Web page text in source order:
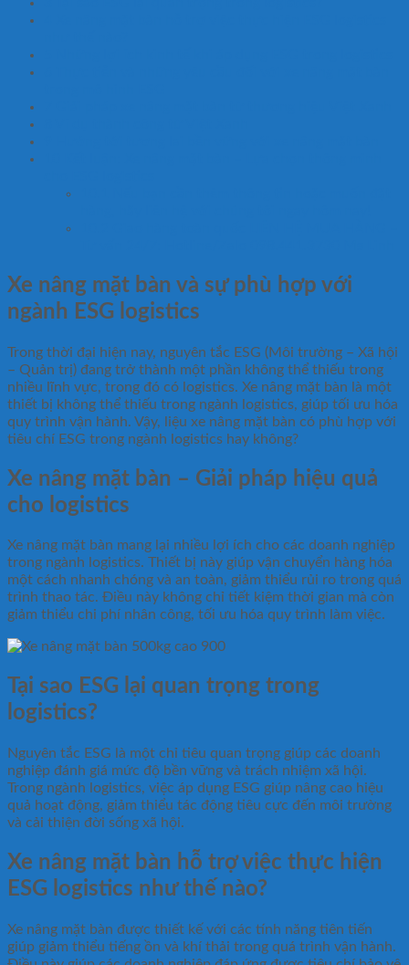
Xe nâng mặt bàn và sự phù hợp với
ngành ESG logistics
Trong thời đại hiện nay, nguyên tắc ESG (Môi trường – Xã hội
– Quản trị) đang trở thành một phần không thể thiếu trong
nhiều lĩnh vực, trong đó có logistics. Xe nâng mặt bàn là một
thiết bị không thể thiếu trong ngành logistics, giúp tối ưu hóa
quy trình vận hành. Vậy, liệu xe nâng mặt bàn có phù hợp với
tiêu chí ESG trong ngành logistics hay không?
Xe nâng mặt bàn – Giải pháp hiệu quả
cho logistics
Xe nâng mặt bàn mang lại nhiều lợi ích cho các doanh nghiệp
trong ngành logistics. Thiết bị này giúp vận chuyển hàng hóa
một cách nhanh chóng và an toàn, giảm thiểu rủi ro trong quá
trình thao tác. Điều này không chỉ tiết kiệm thời gian mà còn
giảm thiểu chi phí nhân công, tối ưu hóa quy trình làm việc.
Tại sao ESG lại quan trọng trong
logistics?
Nguyên tắc ESG là một chỉ tiêu quan trọng giúp các doanh
nghiệp đánh giá mức độ bền vững và trách nhiệm xã hội.
Trong ngành logistics, việc áp dụng ESG giúp nâng cao hiệu
quả hoạt động, giảm thiểu tác động tiêu cực đến môi trường
và cải thiện đời sống xã hội.
Xe nâng mặt bàn hỗ trợ việc thực hiện
ESG logistics như thế nào?
Xe nâng mặt bàn được thiết kế với các tính năng tiên tiến
giúp giảm thiểu tiếng ồn và khí thải trong quá trình vận hành.